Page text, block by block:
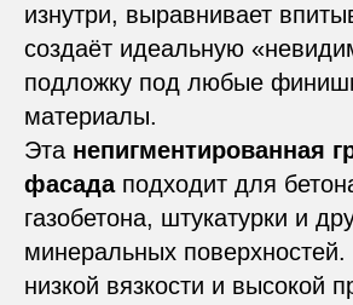
изнутри, выравнивает
создаёт идеальную
подложку под любые
материалы.
Эта непигментированная
фасадаподходит для
газобетона, штукатурки и
минеральных поверхностей.
низкой вязкости и высокой